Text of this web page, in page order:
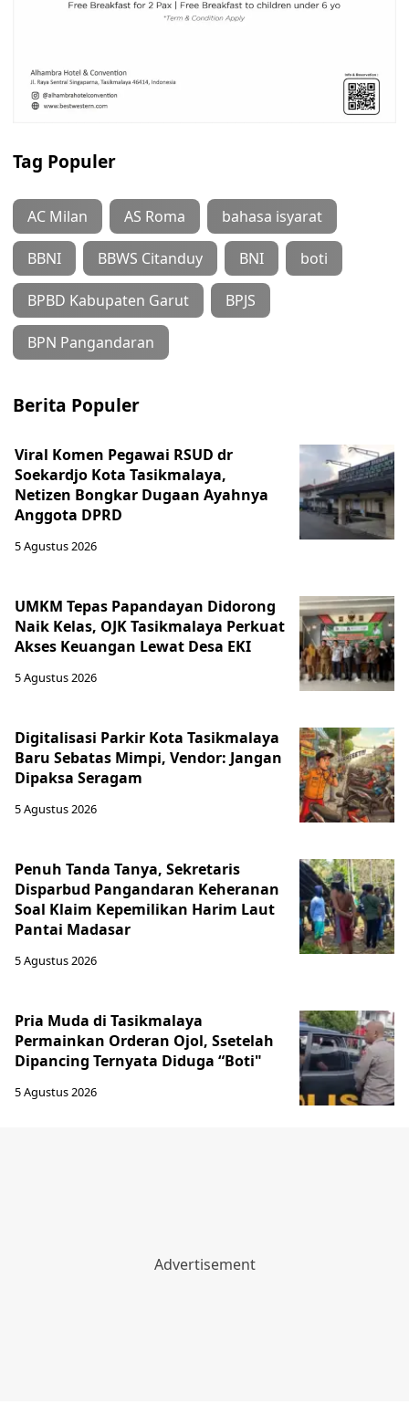
Tag Populer
AC Milan AS Roma bahasa isyarat
BBNI BBWS Citanduy BNI boti
BPBD Kabupaten Garut BPJS
BPN Pangandaran
Berita Populer
Viral Komen Pegawai RSUD dr
Soekardjo Kota Tasikmalaya,
Netizen Bongkar Dugaan Ayahnya
Anggota DPRD
5 Agustus 2026
UMKM Tepas Papandayan Didorong
Naik Kelas, OJK Tasikmalaya Perkuat
Akses Keuangan Lewat Desa EKI
5 Agustus 2026
Digitalisasi Parkir Kota Tasikmalaya
Baru Sebatas Mimpi, Vendor: Jangan
Dipaksa Seragam
5 Agustus 2026
Penuh Tanda Tanya, Sekretaris
Disparbud Pangandaran Keheranan
Soal Klaim Kepemilikan Harim Laut
Pantai Madasar
5 Agustus 2026
Pria Muda di Tasikmalaya
Permainkan Orderan Ojol, Ssetelah
Dipancing Ternyata Diduga “Boti"
5 Agustus 2026